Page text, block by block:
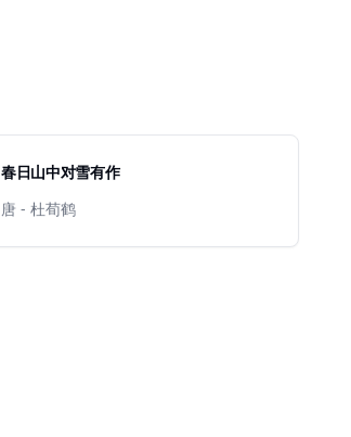
春日山中对雪有作
唐 - 杜荀鹤